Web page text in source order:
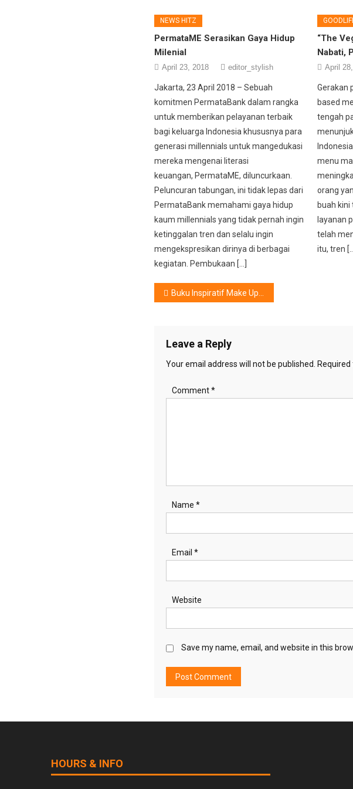
NEWS HITZ
PermataME Serasikan Gaya Hidup
Milenial
April 23, 2018 editor_stylish
Jakarta, 23 April 2018 – Sebuah
komitmen PermataBank dalam rangka
untuk memberikan pelayanan terbaik
bagi keluarga Indonesia khususnya para
generasi millennials untuk mangedukasi
mereka mengenai literasi
keuangan, PermataME, diluncurkaan.
Peluncuran tabungan, ini tidak lepas dari
PermataBank memahami gaya hidup
kaum millennials yang tidak pernah ingin
ketinggalan tren dan selalu ingin
mengekspresikan dirinya di berbagai
kegiatan. Pembukaan […]
“The
Nabati,
April
Gerakan
based
tengah
menu
orang
buah kini
layanan
telah
itu, tren […]
Post
Buku Inspiratif Make Up Artist Diva Indonesia
Leave a Reply
Your email address will not be published.
Comment*
Name *
Email *
Website
Save my name, email, and website in this
HOURS & INFO